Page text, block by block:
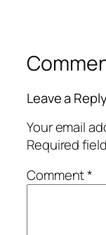
Leave a
Your email
Required
Comment*